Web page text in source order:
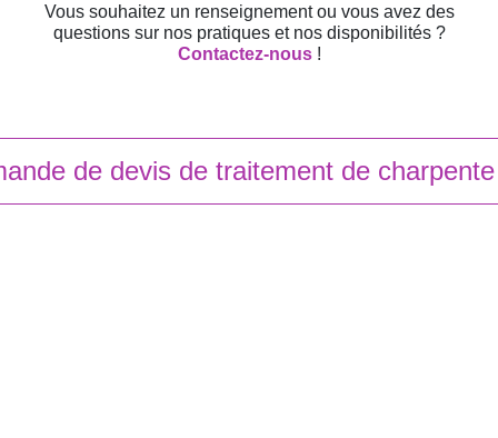
Vous souhaitez un renseignement ou vous avez des
questions sur nos pratiques et nos disponibilités ?
Contactez-nous!
de devis de traitement de